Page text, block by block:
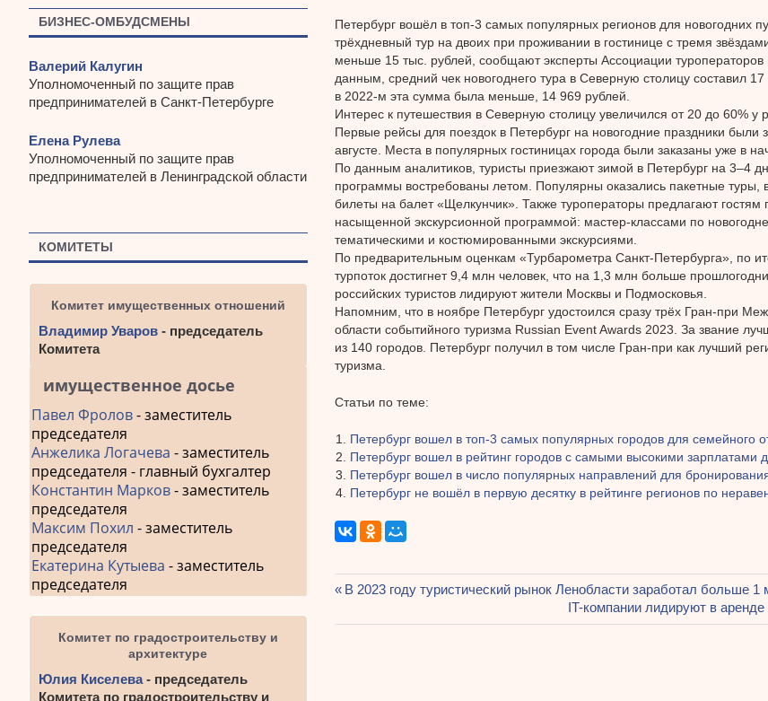
Петербург вошёл в топ-3 самых популярных регионов для новогодних
трёхдневный тур на двоих при проживании в гостинице с тремя
меньше 15 тыс. рублей, сообщают эксперты Ассоциации
данным, средний чек новогоднего тура в Северную столицу составил 17
в 2022-м эта сумма была меньше, 14 969 рублей.
Интерес к путешествия в Северную столицу увеличился от 20 до 60% у
Первые рейсы для поездок в Петербург на новогодние праздники были
августе. Места в популярных гостиницах города были заказаны уже в
По данным аналитиков, туристы приезжают зимой в Петербург на 3–4
программы востребованы летом. Популярны оказались пакетные туры,
билеты на балет «Щелкунчик». Также туроператоры предлагают гостям
насыщенной экскурсионной программой: мастер-классами по
тематическими и костюмированными экскурсиями.
По предварительным оценкам «Турбарометра Санкт-Петербурга», по
турпоток достигнет 9,4 млн человек, что на 1,3 млн больше
российских туристов лидируют жители Москвы и Подмосковья.
Напомним, что в ноябре Петербург удостоился сразу трёх Гран-при
области событийного туризма Russian Event Awards 2023. За звание
из 140 городов. Петербург получил в том числе Гран-при как лучший
туризма.
Статьи по теме:
Петербург вошел в топ-3 самых популярных городов для семейного
Петербург вошел в рейтинг городов с самыми высокими зарплатами
Петербург вошел в число популярных направлений для
Петербург не вошёл в первую десятку в рейтинге регионов по
Предыдущая
В 2023 году туристический рынок Ленобласти заработал больше 1
Следующая
запись:
IT-компании лидируют в
БИЗНЕС-ОМБУДСМЕНЫ
Валерий Калугин
Уполномоченный по защите прав
предпринимателей в Санкт-Петербурге
Елена Рулева
Уполномоченный по защите прав
предпринимателей в Ленинградской области
КОМИТЕТЫ
Комитет имущественных отношений
Владимир Уваров - председатель
Комитета
имущественное досье
Павел Фролов- заместитель
председателя
Анжелика Логачева - заместитель
председателя - главный бухгалтер
Константин Марков- заместитель
председателя
Максим Похил - заместитель
председателя
Екатерина Кутыева - заместитель
председателя
Комитет по градостроительству и
архитектуре
Юлия Киселева- председатель
Комитета по градостроительству и